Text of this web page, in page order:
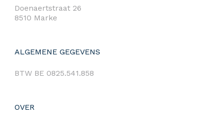
Doenaertstraat 26
8510 Marke
ALGEMENE GEGEVENS
BTW BE 0825.541.858
OVER